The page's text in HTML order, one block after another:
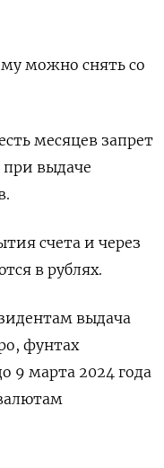
можно снять со
месяцев запрет
выдаче
счета и через
в рублях.
выдача
фунтах
9 марта 2024 года